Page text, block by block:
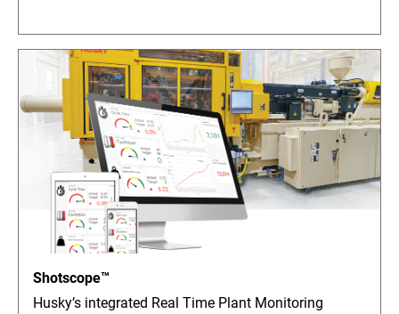
Shotscope™
Husky’s integrated Real Time Plant Monitoring